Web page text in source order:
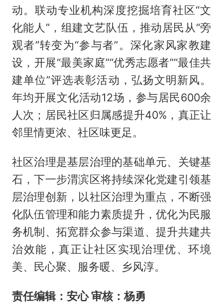
动。联动专业机构深度挖掘培育社区“文
化能人”，组建文艺队伍，推动居民从“旁
观者”转变为“参与者”。深化家风家教建
设，开展“最美家庭”“优秀志愿者”“最佳共
建单位”评选表彰活动，弘扬文明新风。
年均开展文化活动12场，参与居民600余
人次；居民社区归属感提升40%，真正让
邻里情更浓、社区味更足。
社区治理是基层治理的基础单元、关键基
石，下一步渭滨区将持续深化党建引领基
层治理创新，以社区治理为重点，不断强
化队伍管理和能力素质提升，优化为民服
务机制、拓宽群众参与渠道、提升共建共
治效能，真正让社区实现治理优、环境
美、民心聚、服务暖、乡风淳。
责任编辑：安心 审核：杨勇